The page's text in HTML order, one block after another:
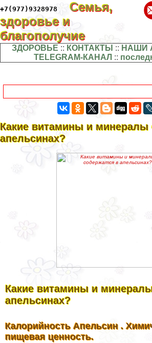
+7(977)9328978
Семья,
здоровье и
благополучие
ЗДОРОВЬЕ :: КОНТАКТЫ :: НАШИ
TELEGRAM-КАНАЛ ::
Какие витамины и минералы
апельсинах?
Какие витамины и
апельсинах?
Калорийность Апельсин .
пищевая ценность.